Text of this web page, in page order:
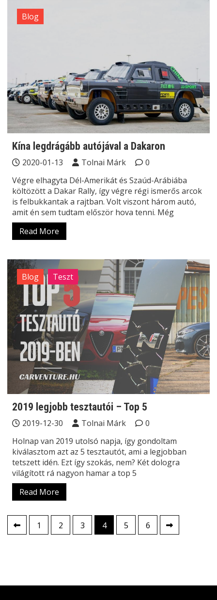
Blog
Kína legdrágább autójával a Dakaron
2020-01-13 Tolnai Márk
0
Végre elhagyta Dél-Amerikát és Szaúd-Arábiába
költözött a Dakar Rally, így végre régi ismerős arcok
is felbukkantak a rajtban. Volt viszont három autó,
amit én sem tudtam először hova tenni. Még
Read More
Blog Teszt
2019 legjobb tesztautói – Top 5
2019-12-30 Tolnai Márk
0
Holnap van 2019 utolsó napja, így gondoltam
kiválasztom azt az 5 tesztautót, ami a legjobban
tetszett idén. Ezt így szokás, nem? Két dologra
világított rá nagyon hamar a top 5
Read More
Bejegyzések
lapozása
1 2 3 4 5 6